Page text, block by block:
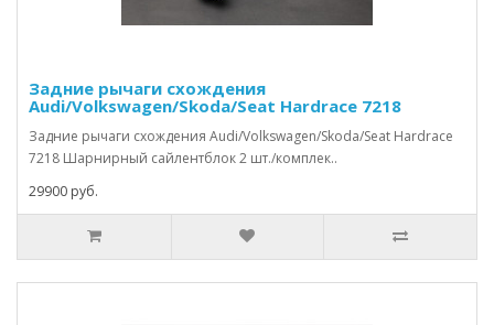
Задние рычаги схождения
Audi/Volkswagen/Skoda/Seat Hardrace 7218
Задние рычаги схождения Audi/Volkswagen/Skoda/Seat Hardrace
7218 Шарнирный сайлентблок 2 шт./комплек..
29900 руб.